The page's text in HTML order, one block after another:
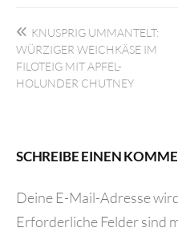
Beitragsnavigation
KNUSPRIG UMMANTELT:
WÜRZIGER WEICHKÄSE IM
FILOTEIG MIT APFEL-
HOLUNDER CHUTNEY
SCHREIBE EINEN
Deine E-Mail-Adresse
Erforderliche Felder sind